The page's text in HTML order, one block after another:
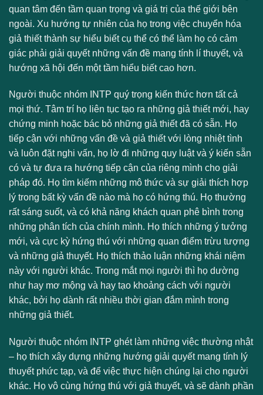
quan tâm đến tầm quan trọng và giá trị của thế giới bên
ngoài. Xu hướng tự nhiên của họ trong việc chuyển hóa
giả thiết thành sự hiểu biết cụ thể có thể làm họ có cảm
giác phải giải quyết những vấn đề mang tính lí thuyết, và
hướng xã hội đến một tầm hiểu biết cao hơn.
Người thuộc nhóm INTP quý trọng kiến thức hơn tất cả
mọi thứ. Tâm trí họ liên tục tạo ra những giả thiết mới, hay
chứng minh hoặc bác bỏ những giả thiết đã có sẵn. Họ
tiếp cận với những vấn đề và giả thiết với lòng nhiệt tình
và luôn đặt nghi vấn, họ lờ đi những quy luật và ý kiến sẵn
có và tự đưa ra hướng tiếp cận của riêng mình cho giải
pháp đó. Họ tìm kiếm những mô thức và sự giải thích hợp
lý trong bất kỳ vấn đề nào mà họ có hứng thú. Họ thường
rất sáng suốt, và có khả năng khách quan phê bình trong
những phân tích của chính mình. Họ thích những ý tưởng
mới, và cực kỳ hứng thú với những quan điểm trừu tượng
và những giả thuyết. Họ thích thảo luận những khái niệm
này với người khác. Trong mắt mọi người thì họ dường
như hay mơ mộng và hay tạo khoảng cách với người
khác, bởi họ dành rất nhiều thời gian đắm mình trong
những giả thiết.
Người thuộc nhóm INTP ghét làm những việc thường nhật
– họ thích xây dựng những hướng giải quyết mang tính lý
thuyết phức tạp, và để việc thực hiện chúng lại cho người
khác. Họ vô cùng hứng thú với giả thuyết, và sẽ dành phần